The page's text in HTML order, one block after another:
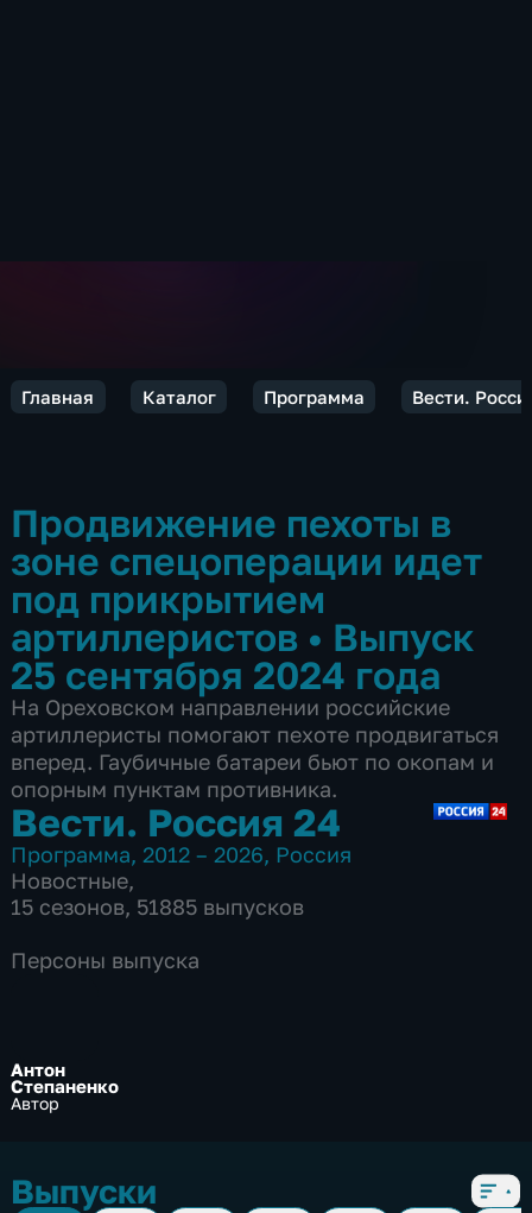
Главная Каталог Программа Вести.
Продвижение пехоты в
зоне спецоперации идет
под прикрытием
артиллеристов • Выпуск
25 сентября 2024 года
На Ореховском направлении российские
артиллеристы помогают пехоте продвигаться
вперед. Гаубичные батареи бьют по окопам и
опорным пунктам противника.
Вести. Россия 24
Программа, 2012 – 2026, Россия
Новостные,
15 сезонов, 51885 выпусков
Персоны выпуска
Антон
Степаненко
Автор
Выпуски